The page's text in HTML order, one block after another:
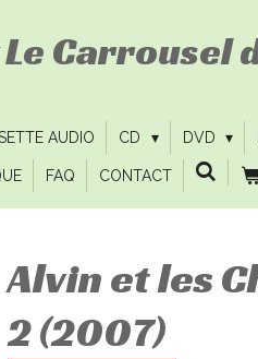
Carrousel
AUDIO CD DVD
FAQ CONTACT
Alvin et les
2 (2007)